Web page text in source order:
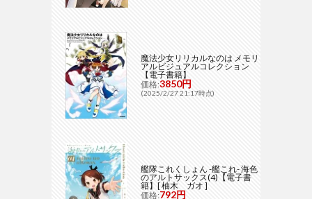
魔法少女リリカルなのは メモリ
アルビジュアルコレクション
【電子書籍】
価格:3850円
(2025/2/27 21:17時点)
艦隊これくしょん -艦これ- 海色
のアルトサックス(4)【電子書
籍】[ 柚木 ガオ ]
価格:792円